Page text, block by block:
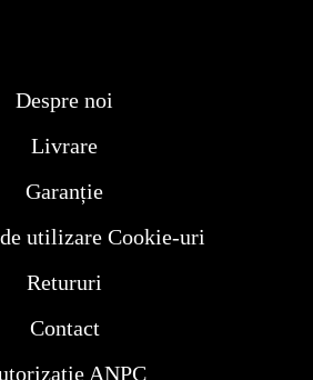
Despre noi
Livrare
Garanție
utilizare Cookie-uri
Retururi
Contact
ANPC